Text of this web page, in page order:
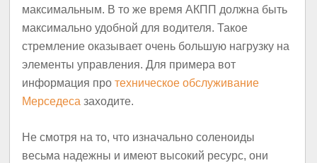
максимальным. В то же время АКПП должна быть
максимально удобной для водителя. Такое
стремление оказывает очень большую нагрузку на
элементы управления. Для примера вот
информация протехническое обслуживание
Мерседеса заходите.
Не смотря на то, что изначально соленоиды
весьма надежны и имеют высокий ресурс, они